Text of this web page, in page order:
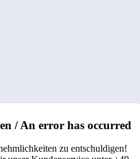
/ An error has occurred
zu entschuldigen!